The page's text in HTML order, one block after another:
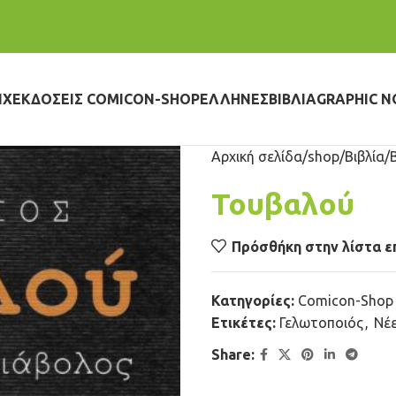
ΕΚΔΌΣΕΙΣ COMICON-SHOPΈΛΛΗΝΕΣΒΙΒΛΊΑGRAPHIC
Αρχική σελίδα shop Βιβλία
Τουβαλού
Πρόσθήκη στην λίστα
Κατηγορίες: Comicon-Shop
Ετικέτες: Γελωτοποιός,
Share: